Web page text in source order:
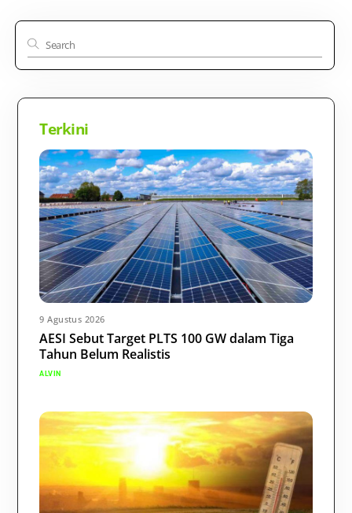
Terkini
9 Agustus 2026
AESI Sebut Target PLTS 100 GW dalam Tiga
Tahun Belum Realistis
ALVIN